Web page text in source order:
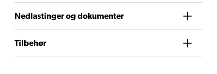
Nedlastinger og dokumenter
Tilbehør